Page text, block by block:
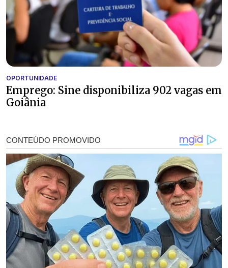
OPORTUNIDADE
Emprego: Sine disponibiliza 902 vagas em
Goiânia